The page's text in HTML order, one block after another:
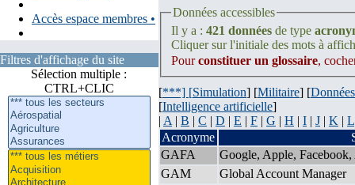
Accès espace membres •
Filtres d'affichage du site
Sélection multiple :
CTRL+CLIC
Données accessibles
Il y a : 421 données de type
Cliquer sur l'initiale des mots à
Pourconstituer un glossaire,
[***] [Simulation] [Militaire] [Données
[Intelligence artificielle]
| A | B | C | D | E | F | G | H | I | J | K | L
Acronyme
GAFA
Google, Apple, Facebook,
GAM
Global Account Manager